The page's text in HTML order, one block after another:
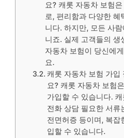
요? 캐롯 자동차 보험
로, 편리함과 다양한 혜
니다. 하지만, 모든 사
니죠. 실제 고객들의 생
자동차 보험이 당신에
요.
캐롯 자동차 보험 가입
요? 캐롯 자동차 보험
가입할 수 있습니다.
전화 상담 필요한 서류
전면허증 등이며, 복잡
입할 수 있습니다.